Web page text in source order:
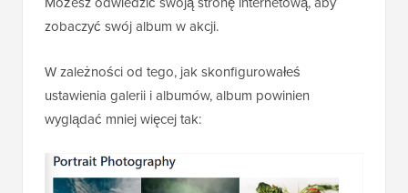
zobaczyć swój album w akcji.
W zależności od tego, jak skonfigurowałeś
ustawienia galerii i albumów, album powinien
wyglądać mniej więcej tak: